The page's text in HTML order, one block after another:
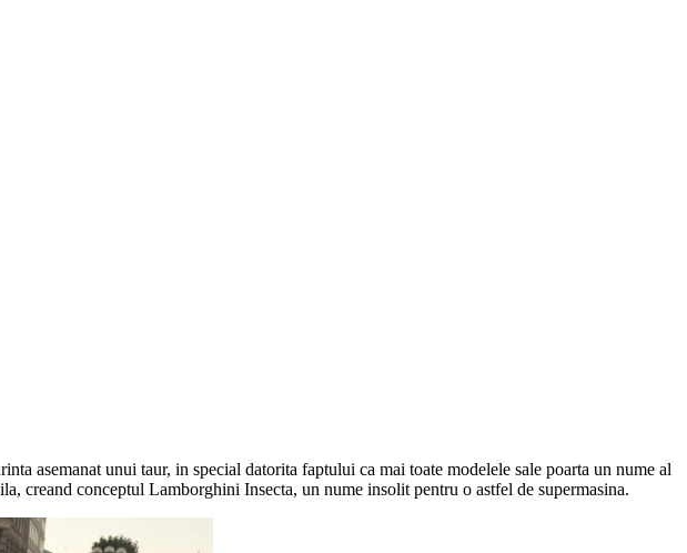
asemanat unui taur, in special datorita faptului ca mai toate modelele sale poarta un nume al
creand conceptul Lamborghini Insecta, un nume insolit pentru o astfel de supermasina.